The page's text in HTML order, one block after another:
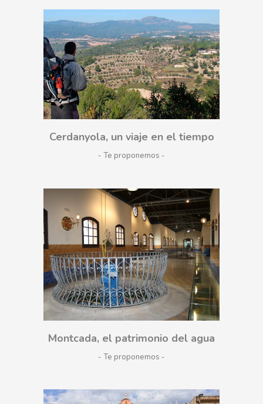
Cerdanyola, un viaje en el tiempo
- Te proponemos
Montcada, el patrimonio del agua
- Te proponemos